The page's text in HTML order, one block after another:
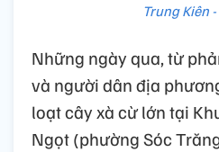
Trung Kiên
Những ngày qua, từ
và người dân địa
loạt cây xà cừ lớn tại
Ngọt (phường Sóc